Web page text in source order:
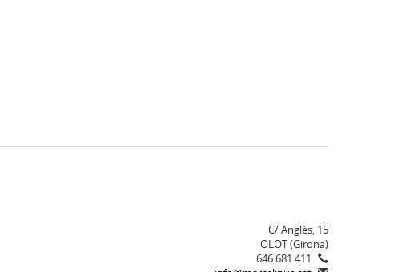
C/ Anglès, 15
OLOT (Girona)
646 681 411